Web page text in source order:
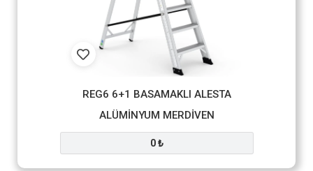
REG6 6+1 BASAMAKLI ALESTA
ALÜMİNYUM MERDİVEN
0 ₺